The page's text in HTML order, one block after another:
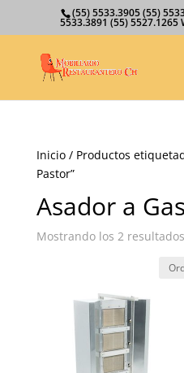
(55) 5533.3905 (55)
5533.3891 (55) 5527.1265
Inicio/ Productos
Pastor”
Asador a
Mostrando los 2 resultados